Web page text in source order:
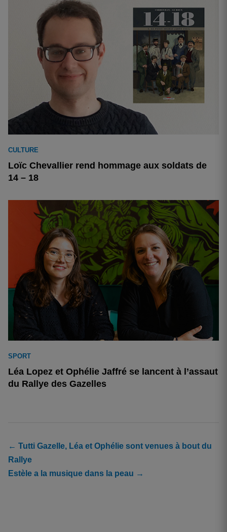
CULTURE
Loïc Chevallier rend hommage aux soldats de
14 – 18
SPORT
Léa Lopez et Ophélie Jaffré se lancent à l’assaut
du Rallye des Gazelles
← Tutti Gazelle, Léa et Ophélie sont venues à bout du
Rallye
Estèle a la musique dans la peau →